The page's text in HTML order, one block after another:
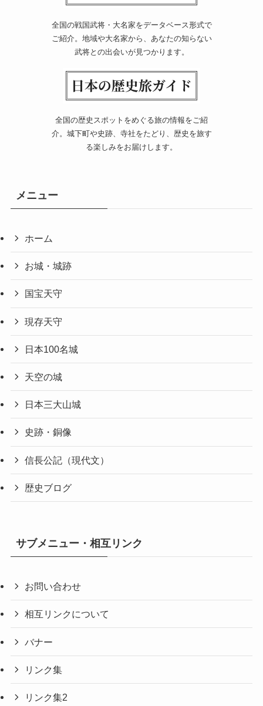
全国の戦国武将・大名家をデータベース形式で
ご紹介。地域や大名家から、あなたの知らない
武将との出会いが見つかります。
全国の歴史スポットをめぐる旅の情報をご紹
介。城下町や史跡、寺社をたどり、歴史を旅す
る楽しみをお届けします。
メニュー
ホーム
お城・城跡
国宝天守
現存天守
日本100名城
天空の城
日本三大山城
史跡・銅像
信長公記（現代文）
歴史ブログ
サブメニュー・相互リンク
お問い合わせ
相互リンクについて
バナー
リンク集
リンク集2